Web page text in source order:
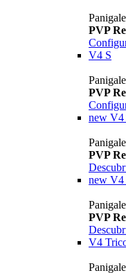
PVP
V4 S
PVP
new V4
PVP
new V4
PVP
V4